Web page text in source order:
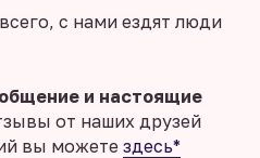
с нами ездят люди
и настоящие
от наших друзей
вы можете здесь*